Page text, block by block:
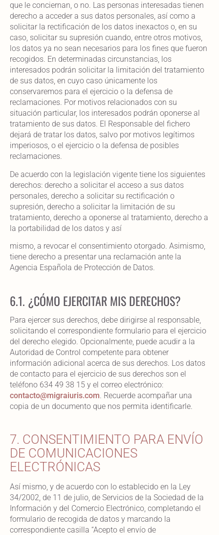
que le conciernan, o no. Las personas interesadas tienen
derecho a acceder a sus datos personales, así como a
solicitar la rectificación de los datos inexactos o, en su
caso, solicitar su supresión cuando, entre otros motivos,
los datos ya no sean necesarios para los fines que fueron
recogidos. En determinadas circunstancias, los
interesados podrán solicitar la limitación del tratamiento
de sus datos, en cuyo caso únicamente los
conservaremos para el ejercicio o la defensa de
reclamaciones. Por motivos relacionados con su
situación particular, los interesados podrán oponerse al
tratamiento de sus datos. El Responsable del fichero
dejará de tratar los datos, salvo por motivos legítimos
imperiosos, o el ejercicio o la defensa de posibles
reclamaciones.
De acuerdo con la legislación vigente tiene los siguientes
derechos: derecho a solicitar el acceso a sus datos
personales, derecho a solicitar su rectificación o
supresión, derecho a solicitar la limitación de su
tratamiento, derecho a oponerse al tratamiento, derecho a
la portabilidad de los datos y así
mismo, a revocar el consentimiento otorgado. Asimismo,
tiene derecho a presentar una reclamación ante la
Agencia Española de Protección de Datos.
6.1. ¿CÓMO EJERCITAR MIS DERECHOS?
Para ejercer sus derechos, debe dirigirse al responsable,
solicitando el correspondiente formulario para el ejercicio
del derecho elegido. Opcionalmente, puede acudir a la
Autoridad de Control competente para obtener
información adicional acerca de sus derechos. Los datos
de contacto para el ejercicio de sus derechos son el
teléfono 634 49 38 15 y el correo electrónico:
contacto@migraiuris.com. Recuerde acompañar una
copia de un documento que nos permita identificarle.
7. CONSENTIMIENTO PARA ENVÍO
DE COMUNICACIONES
ELECTRÓNICAS
Así mismo, y de acuerdo con lo establecido en la Ley
34/2002, de 11 de julio, de Servicios de la Sociedad de la
Información y del Comercio Electrónico, completando el
formulario de recogida de datos y marcando la
correspondiente casilla “Acepto el envío de